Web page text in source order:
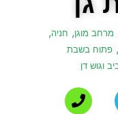
מרחב מוגן, חניה,
, פתוח בשבת
וגוש דן